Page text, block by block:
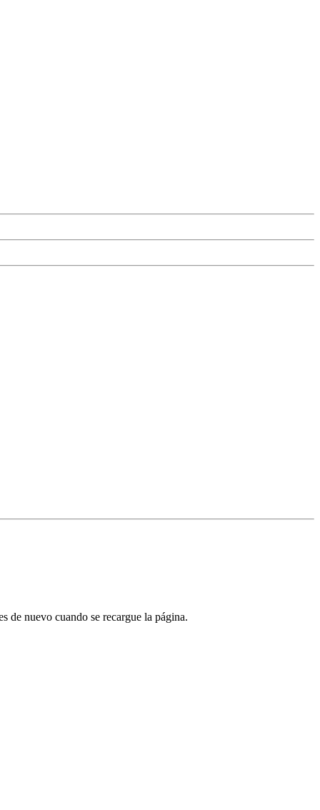
de nuevo cuando se recargue la página.